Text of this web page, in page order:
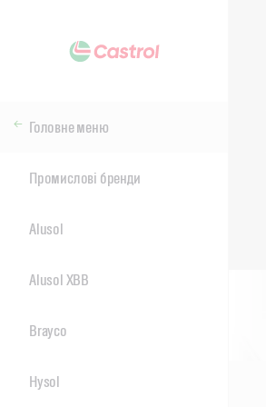
Головне меню
Промислові бренди
Alusol
Alusol XBB
Brayco
Hysol